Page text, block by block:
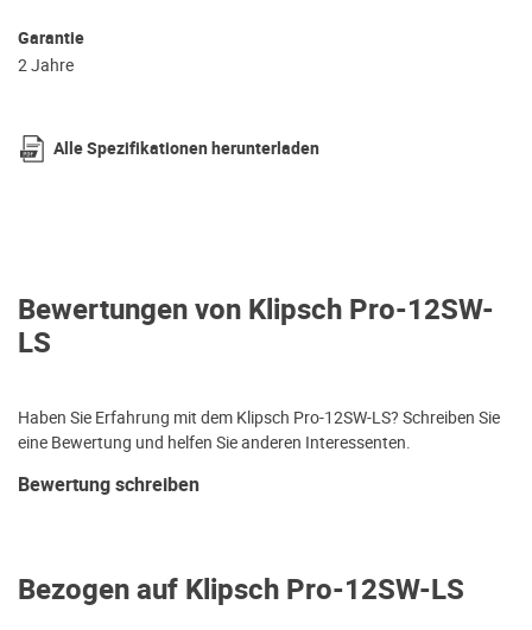
Garantie
2 Jahre
Alle Spezifikationen herunterladen
Bewertungen von Klipsch Pro-12SW-
LS
Haben Sie Erfahrung mit dem Klipsch Pro-12SW-LS? Schreiben Sie
eine Bewertung und helfen Sie anderen Interessenten.
Bewertung schreiben
Bezogen auf Klipsch Pro-12SW-LS